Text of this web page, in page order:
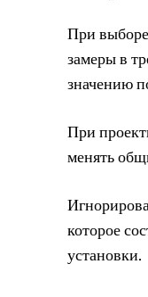
При
замеры в
значению
При
менять
которое
установки.